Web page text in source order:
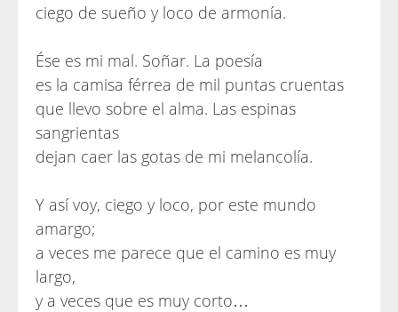
ciego de sueño y loco de armonía.
Ése es mi mal. Soñar. La poesía
es la camisa férrea de mil puntas cruentas
que llevo sobre el alma. Las espinas
sangrientas
dejan caer las gotas de mi melancolía.
Y así voy, ciego y loco, por este mundo
amargo;
a veces me parece que el camino es muy
largo,
y a veces que es muy corto…